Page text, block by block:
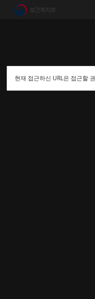
현재 접근하신 URL은 접근할